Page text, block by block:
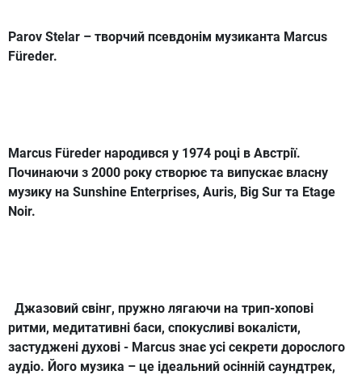
Parov Stelar – творчий псевдонім музиканта Marcus
Füreder.
Marcus Füreder народився у 1974 році в Австрії.
Починаючи з 2000 року створює та випускає власну
музику на Sunshine Enterprises, Auris, Big Sur та Etage
Noir.
Джазовий свінг, пружно лягаючи на трип-хопові
ритми, медитативні баси, спокусливі вокалісти,
застуджені духові - Marcus знає усі секрети дорослого
аудіо. Його музика – це ідеальний осінній саундтрек,